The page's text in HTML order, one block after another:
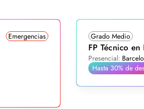
Emergencias Grado Medio
FP Técnico
Presencial:
Hasta 30% de